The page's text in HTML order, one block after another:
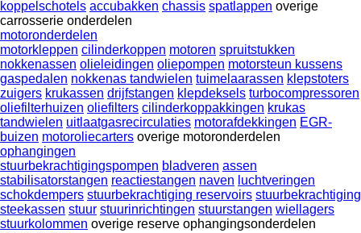
koppelschotels accubakken chassis spatlappen overige
carrosserie onderdelen
motoronderdelen
motorkleppen cilinderkoppen motoren spruitstukken
nokkenassen olieleidingen oliepompen motorsteun kussens
gaspedalen nokkenas tandwielen tuimelaarassen klepstoters
zuigers krukassen drijfstangen klepdeksels turbocompressoren
oliefilterhuizen oliefilters cilinderkoppakkingen krukas
tandwielen uitlaatgasrecirculaties motorafdekkingen EGR-
buizen motoroliecarters overige motoronderdelen
ophangingen
stuurbekrachtigingspompen bladveren assen
stabilisatorstangen reactiestangen naven luchtveringen
schokdempers stuurbekrachtiging reservoirs stuurbekrachtiging
steekassen stuur stuurinrichtingen stuurstangen wiellagers
stuurkolommen overige reserve ophangingsonderdelen